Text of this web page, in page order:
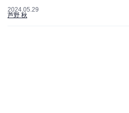
2024.05.29
芦野 秋